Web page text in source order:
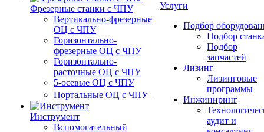
Фрезерные станки с ЧПУ
Вертикально-фрезерные
ОЦ с ЧПУ
Горизонтально-
фрезерные ОЦ с ЧПУ
Горизонтально-
расточные ОЦ с ЧПУ
5-осевые ОЦ с ЧПУ
Портальные ОЦ с ЧПУ
Инструмент
Вспомогательный
Услуги
Подбор
Подбор
Подбор
запчастей
Лизинг
Лизинговые
программы
Инжиниринг
аудит и